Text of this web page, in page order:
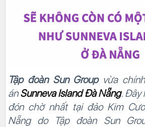
Tập đoàn Sun Groupvừa
ánSunneva Island Đà Nẵng. Đây
đón chờ nhất tại đảo Kim
Nẵng do Tập đoàn Sun